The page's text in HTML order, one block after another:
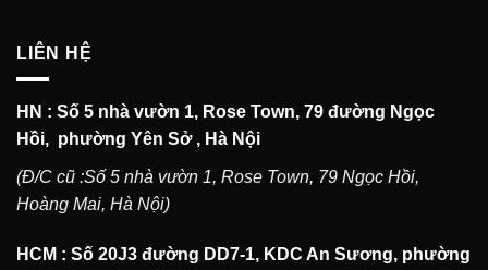
LIÊN HỆ
HN : Số 5 nhà vườn 1, Rose Town, 79 đường Ngọc
Hồi, phường Yên Sở , Hà Nội
(Đ/C cũ :Số 5 nhà vườn 1, Rose Town, 79 Ngọc Hồi,
Hoàng Mai, Hà Nội)
HCM : Số 20J3 đường DD7-1, KDC An Sương, phường